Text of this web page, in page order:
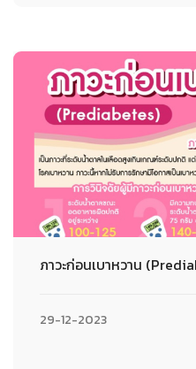
ภาวะก่อนเบาหวาน
29-12-2023